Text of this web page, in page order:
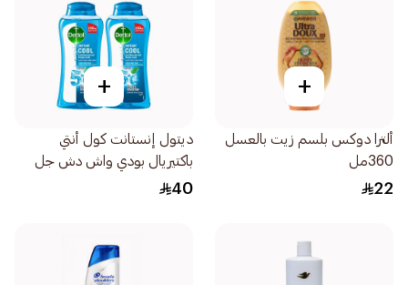
+
ألترا دوكس بلسم زيت بالعسل
360مل
22
+
ديتول إنستانت كول أنتي
باكتيريال بودي واش دش جل
2×250مل
40